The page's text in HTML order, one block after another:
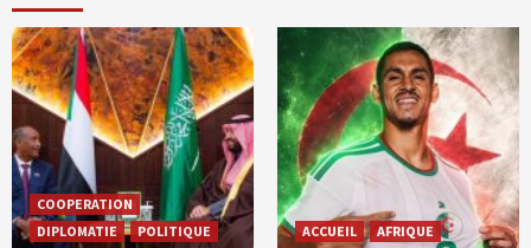
COOPERATION
DIPLOMATIE
POLITIQUE
ACCUEIL
AFRIQUE